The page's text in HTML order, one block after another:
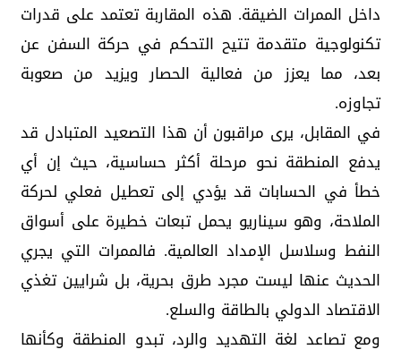
داخل الممرات الضيقة. هذه المقاربة تعتمد على قدرات
تكنولوجية متقدمة تتيح التحكم في حركة السفن عن
بعد، مما يعزز من فعالية الحصار ويزيد من صعوبة
تجاوزه.
في المقابل، يرى مراقبون أن هذا التصعيد المتبادل قد
يدفع المنطقة نحو مرحلة أكثر حساسية، حيث إن أي
خطأ في الحسابات قد يؤدي إلى تعطيل فعلي لحركة
الملاحة، وهو سيناريو يحمل تبعات خطيرة على أسواق
النفط وسلاسل الإمداد العالمية. فالممرات التي يجري
الحديث عنها ليست مجرد طرق بحرية، بل شرايين تغذي
الاقتصاد الدولي بالطاقة والسلع.
ومع تصاعد لغة التهديد والرد، تبدو المنطقة وكأنها